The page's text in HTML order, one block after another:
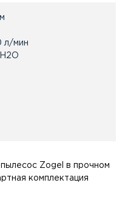
л/мин
Н2О
Zogel в прочном
комплектация